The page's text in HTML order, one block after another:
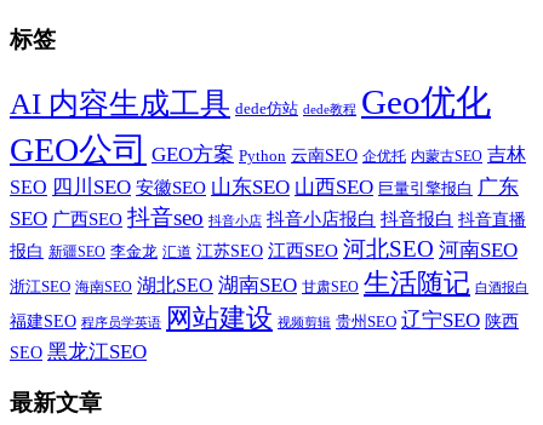
标签
AI 内容生成工具 dede仿站 dede教程 Geo优化
GEO公司 GEO方案 Python 云南SEO 企优托 内蒙古SEO 吉林
SEO 四川SEO 安徽SEO 山东SEO 山西SEO 巨量引擎报白 广东
SEO 广西SEO 抖音seo 抖音小店 抖音小店报白 抖音报白 抖音直播
报白 新疆SEO 李金龙 汇道 江苏SEO 江西SEO 河北SEO 河南SEO
浙江SEO 海南SEO 湖北SEO 湖南SEO 甘肃SEO 生活随记 白酒报白
福建SEO 程序员学英语 网站建设 视频剪辑 贵州SEO 辽宁SEO 陕西
SEO 黑龙江SEO
最新文章